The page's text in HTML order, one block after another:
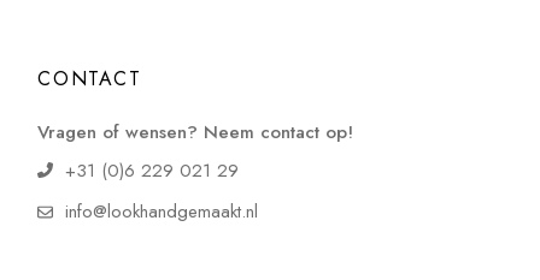
CONTACT
Vragen of wensen? Neem contact op!
+31 (0)6 229 021 29
info@lookhandgemaakt.nl